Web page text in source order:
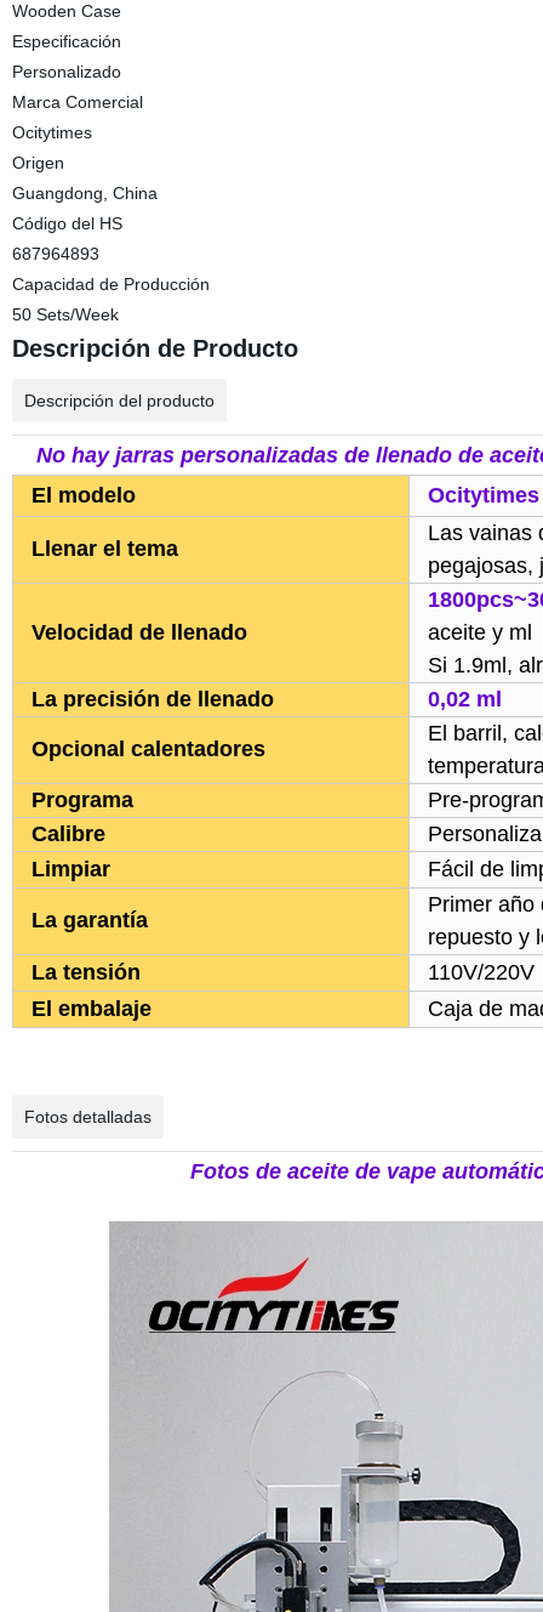
Wooden Case
Especificación
Personalizado
Marca Comercial
Ocitytimes
Origen
Guangdong, China
Código del HS
687964893
Capacidad de Producción
50 Sets/Week
Descripción de Producto
Descripción del producto
No hay jarras personalizadas de llenado de
El modelo
Ocitytimes
Llenar el tema
Las vainas
pegajosas,
Velocidad de llenado
aceite y ml
Si 1.9ml,
La precisión de llenado
0,02 ml
Opcional calentadores
El barril,
Programa
Pre-
Calibre
Limpiar
Fácil de
La garantía
Primer año
repuesto y
La tensión
110V/220V
El embalaje
Caja de
Fotos detalladas
Fotos de aceite de vape